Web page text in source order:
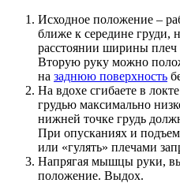
Исходное положение –
ближе к середине груди,
расстоянии ширины
Вторую руку можно
на заднюю поверхность
На вдохе сгибаете в
грудью максимально
нижней точке грудь
При опусканиях и
или «гулять» плечами
Напрягая мышцы руки,
положение. Выдох.